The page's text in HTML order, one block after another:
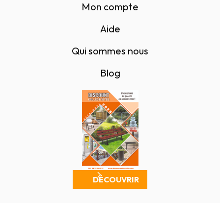
Mon compte
Aide
Qui sommes nous
Blog
DÉCOUVRIR